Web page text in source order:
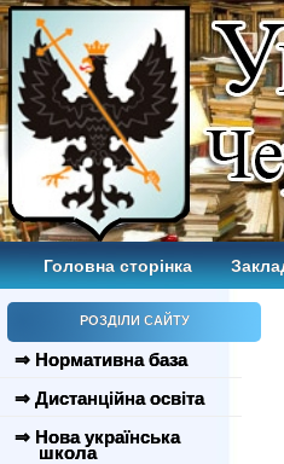
Головна сторінка
РОЗДІЛИ САЙТУ
⇒ Нормативна база
⇒ Дистанційна освіта
⇒ Нова українська
школа